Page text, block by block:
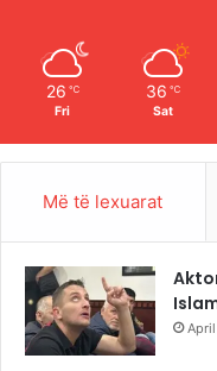
26 ℃
Fri
36 ℃
Sat
Më të lexuarat